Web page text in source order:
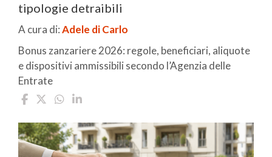
tipologie detraibili
A cura di:Adele di Carlo
Bonus zanzariere 2026: regole, beneficiari, aliquote
e dispositivi ammissibili secondo l’Agenzia delle
Entrate